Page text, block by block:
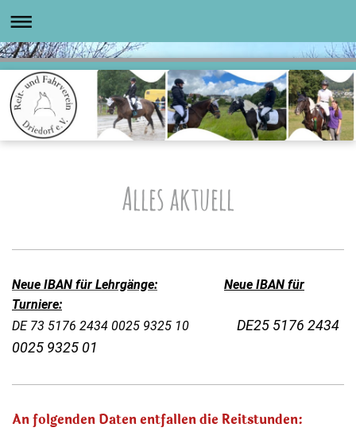
Alles aktuell
Neue IBAN für Lehrgänge:
Neue IBAN für
Turniere:
DE 73 5176 2434 0025 9325 10
DE25 5176 2434
0025 9325 01
An folgenden Daten entfallen die Reitstunden: